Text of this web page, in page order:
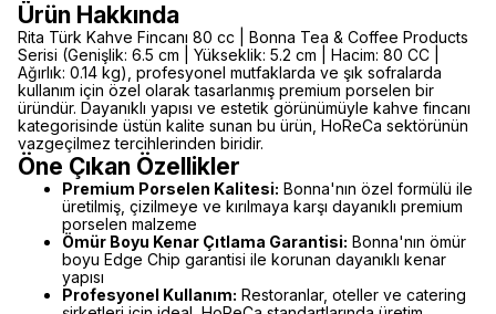
Ürün Hakkında
Rita Türk Kahve Fincanı 80 cc | Bonna Tea & Coffee Products
Serisi (Genişlik: 6.5 cm | Yükseklik: 5.2 cm | Hacim: 80 CC |
Ağırlık: 0.14 kg), profesyonel mutfaklarda ve şık sofralarda
kullanım için özel olarak tasarlanmış premium porselen bir
üründür. Dayanıklı yapısı ve estetik görünümüyle kahve fincanı
kategorisinde üstün kalite sunan bu ürün, HoReCa sektörünün
vazgeçilmez tercihlerinden biridir.
Öne Çıkan Özellikler
Premium Porselen Kalitesi: Bonna'nın özel formülü ile
üretilmiş, çizilmeye ve kırılmaya karşı dayanıklı premium
porselen malzeme
Ömür Boyu Kenar Çıtlama Garantisi: Bonna'nın ömür
boyu Edge Chip garantisi ile korunan dayanıklı kenar
yapısı
Profesyonel Kullanım: Restoranlar, oteller ve catering